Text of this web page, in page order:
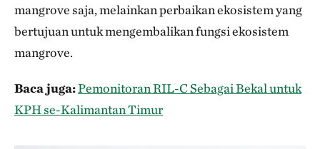
mangrove saja, melainkan perbaikan ekosistem yang
bertujuan untuk mengembalikan fungsi ekosistem
mangrove.
Baca juga:Pemonitoran RIL-C Sebagai Bekal untuk
KPH se-Kalimantan Timur